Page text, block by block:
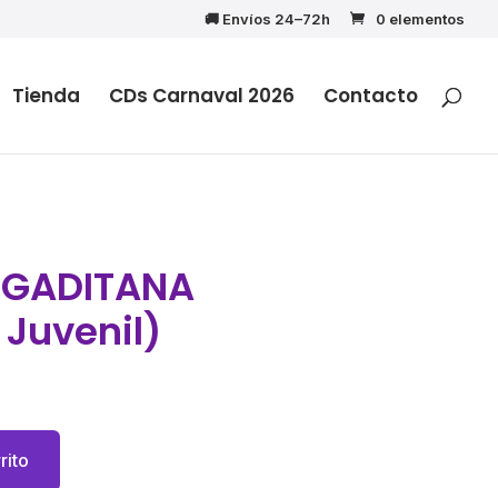
🚚 Envíos 24–72h 0 elementos
Tienda CDs Carnaval 2026 Contacto